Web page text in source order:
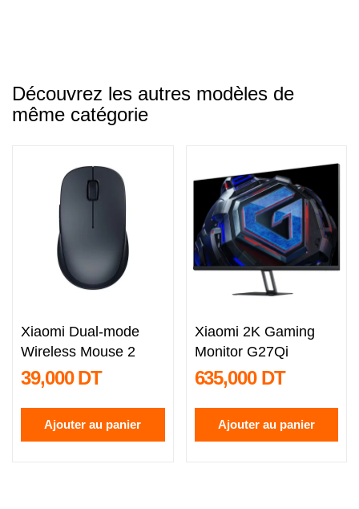
Découvrez les autres modèles de
même catégorie
Xiaomi Dual-mode
Wireless Mouse 2
39,000 DT
Ajouter au panier
Xiaomi 2K Gaming
Monitor G27Qi
635,000 DT
Ajouter au panier